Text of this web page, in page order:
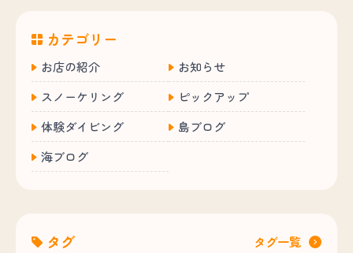
カテゴリー
お店の紹介
お知らせ
スノーケリング
ピックアップ
体験ダイビング
島ブログ
海ブログ
タグ タグ一覧